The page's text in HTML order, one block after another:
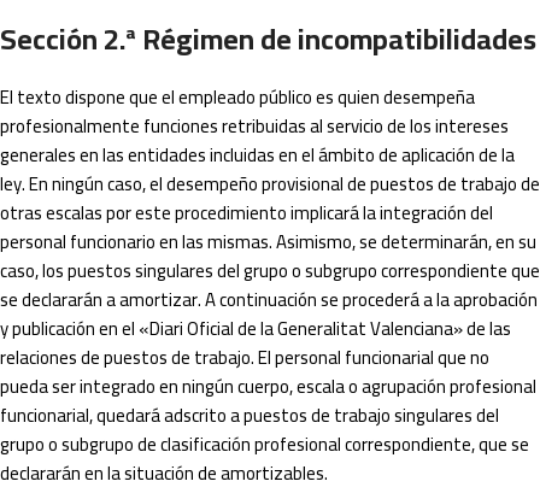
Sección 2.ª Régimen de incompatibilidades
El texto dispone que el empleado público es quien desempeña
profesionalmente funciones retribuidas al servicio de los intereses
generales en las entidades incluidas en el ámbito de aplicación de la
ley. En ningún caso, el desempeño provisional de puestos de trabajo de
otras escalas por este procedimiento implicará la integración del
personal funcionario en las mismas. Asimismo, se determinarán, en su
caso, los puestos singulares del grupo o subgrupo correspondiente que
se declararán a amortizar. A continuación se procederá a la aprobación
y publicación en el «Diari Oficial de la Generalitat Valenciana» de las
relaciones de puestos de trabajo. El personal funcionarial que no
pueda ser integrado en ningún cuerpo, escala o agrupación profesional
funcionarial, quedará adscrito a puestos de trabajo singulares del
grupo o subgrupo de clasificación profesional correspondiente, que se
declararán en la situación de amortizables.